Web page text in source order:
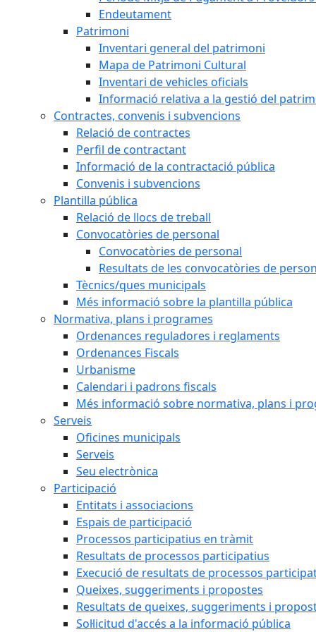
Endeutament
Patrimoni
Inventari general del patrimoni
Mapa de Patrimoni Cultural
Inventari de vehicles oficials
Informació relativa a la gestió del
Contractes, convenis i subvencions
Relació de contractes
Perfil de contractant
Informació de la contractació pública
Convenis i subvencions
Plantilla pública
Relació de llocs de treball
Convocatòries de personal
Convocatòries de personal
Resultats de les convocatòries de
Tècnics/ques municipals
Més informació sobre la plantilla pública
Normativa, plans i programes
Ordenances reguladores i reglaments
Ordenances Fiscals
Urbanisme
Calendari i padrons fiscals
Més informació sobre normativa, plans i
Serveis
Oficines municipals
Serveis
Seu electrònica
Participació
Entitats i associacions
Espais de participació
Processos participatius en tràmit
Resultats de processos participatius
Execució de resultats de processos
Queixes, suggeriments i propostes
Resultats de queixes, suggeriments i
Sol·licitud d'accés a la informació pública